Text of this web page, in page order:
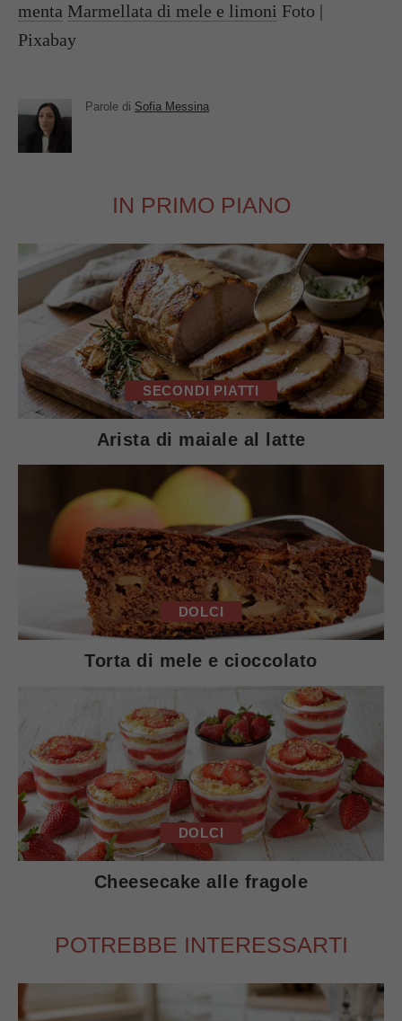
menta Marmellata di mele e limoni Foto |
Pixabay
Parole di Sofia Messina
IN PRIMO PIANO
SECONDI PIATTI
Arista di maiale al latte
DOLCI
Torta di mele e cioccolato
DOLCI
Cheesecake alle fragole
POTREBBE INTERESSARTI